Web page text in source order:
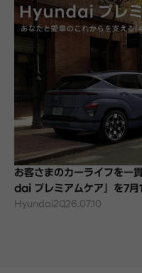
お客さまのカーライフを一
dai プレミアムケア」を7月
Hyundai2026.07.10